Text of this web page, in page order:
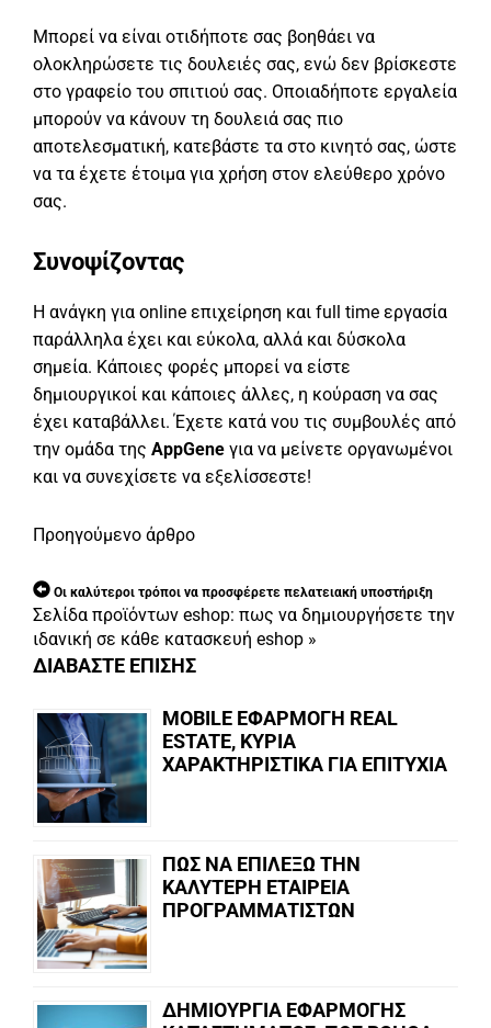
Μπορεί να είναι οτιδήποτε σας βοηθάει να
ολοκληρώσετε τις δουλειές σας, ενώ δεν βρίσκεστε
στο γραφείο του σπιτιού σας. Οποιαδήποτε εργαλεία
μπορούν να κάνουν τη δουλειά σας πιο
αποτελεσματική, κατεβάστε τα στο κινητό σας, ώστε
να τα έχετε έτοιμα για χρήση στον ελεύθερο χρόνο
σας.
Συνοψίζοντας
Η ανάγκη για online επιχείρηση και full time εργασία
παράλληλα έχει και εύκολα, αλλά και δύσκολα
σημεία. Κάποιες φορές μπορεί να είστε
δημιουργικοί και κάποιες άλλες, η κούραση να σας
έχει καταβάλλει. Έχετε κατά νου τις συμβουλές από
την ομάδα της AppGene για να μείνετε οργανωμένοι
και να συνεχίσετε να εξελίσσεστε!
Προηγούμενο άρθρο
Οι καλύτεροι τρόποι να προσφέρετε πελατειακή υποστήριξη
Σελίδα προϊόντων eshop: πως να δημιουργήσετε την
ιδανική σε κάθε κατασκευή eshop »
ΔΙΑΒΑΣΤΕ ΕΠΙΣΗΣ
MOBILE ΕΦΑΡΜΟΓΗ REAL
ESTATE, ΚΥΡΙΑ
ΧΑΡΑΚΤΗΡΙΣΤΙΚΑ ΓΙΑ ΕΠΙΤΥΧΙΑ
ΠΩΣ ΝΑ ΕΠΙΛΕΞΩ ΤΗΝ
ΚΑΛΥΤΕΡΗ ΕΤΑΙΡΕΙΑ
ΠΡΟΓΡΑΜΜΑΤΙΣΤΩΝ
ΔΗΜΙΟΥΡΓΙΑ ΕΦΑΡΜΟΓΗΣ